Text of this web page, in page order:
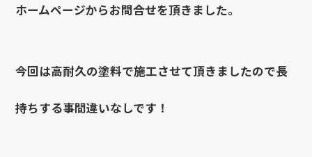
ホームページからお問合せを頂きました。
今回は高耐久の塗料で施工させて頂きましたので長
持ちする事間違いなしです！